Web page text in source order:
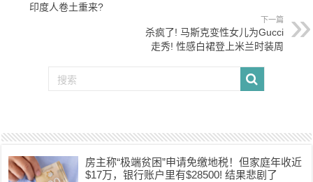
印度人卷土重来?
下一篇
杀疯了! 马斯克变性女儿为Gucci
走秀! 性感白裙登上米兰时装周
房主称“极端贫困”申请免缴地税！但家庭年收近
$17万，银行账户里有$28500! 结果悲剧了